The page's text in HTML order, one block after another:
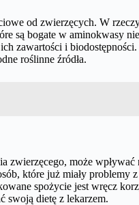
od zwierzęcych. W
są bogate w aminokwasy
zawartości i biodostępności.
roślinne źródła.
zwierzęcego, może
które już miały problemy
spożycie jest wręcz
swoją dietę z lekarzem.